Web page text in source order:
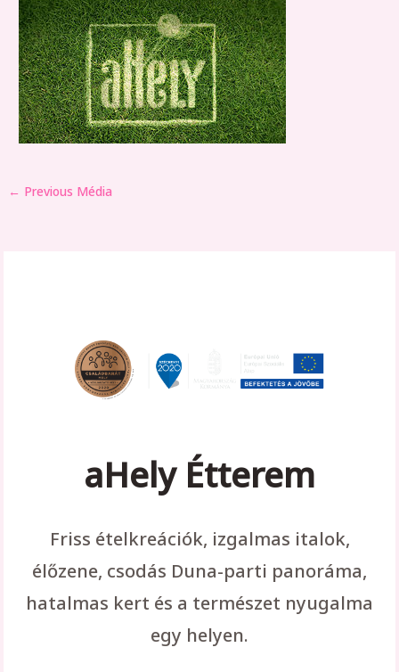
← Previous Média
aHely Étterem
Friss ételkreációk, izgalmas italok,
élőzene, csodás Duna-parti panoráma,
hatalmas kert és a természet nyugalma
egy helyen.